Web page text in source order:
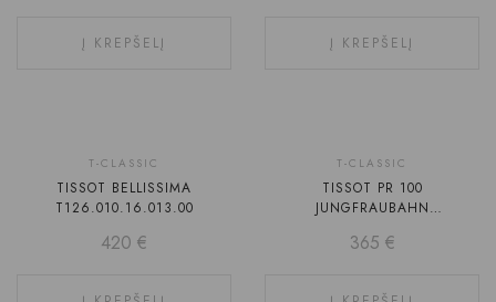
Į KREPŠELĮ Į KREPŠELĮ
T-CLASSIC
TISSOT BELLISSIMA
T126.010.16.013.00
420 €
T-CLASSIC
TISSOT PR 100
JUNGFRAUBAHN
365 €